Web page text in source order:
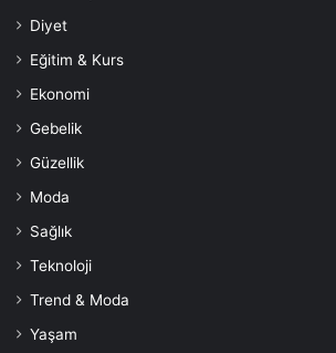
Diyet
Eğitim & Kurs
Ekonomi
Gebelik
Güzellik
Moda
Sağlık
Teknoloji
Trend & Moda
Yaşam